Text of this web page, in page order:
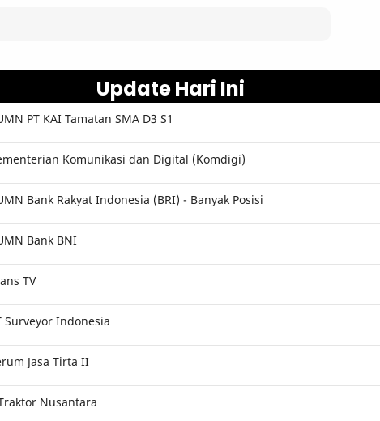
Update Hari Ini
PT KAI Tamatan SMA D3 S1
Komunikasi dan Digital (Komdigi)
Bank Rakyat Indonesia (BRI) - Banyak Posisi
Bank BNI
TV
Surveyor Indonesia
Jasa Tirta II
Nusantara